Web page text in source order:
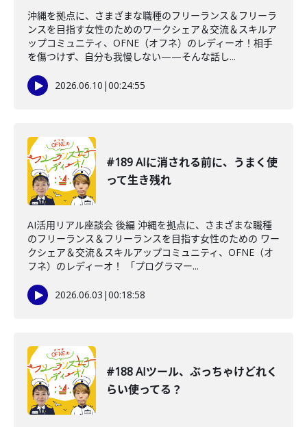
沖縄を拠点に、さまざまな職種のフリーランス＆フリーラ
ンスを目指す女性のためのワークシェア＆交流＆スキルア
ップコミュニティ、OFNE（オフネ）のレディーオ！相手
を傷つけず、自分も我慢しない——そんな話し...
2026.06.10 |00:24:55
#189 AIに消される前に、うまく使
って生き残れ
AI活用リアル座談会 後編 沖縄を拠点に、さまざまな職種
のフリーランス＆フリーランスを目指す女性のための ワー
クシェア＆交流＆スキルアップコミュニティ、OFNE（オ
フネ）のレディーオ！ 「プログラマー...
2026.06.03 |00:18:58
#188 AIツール、ぶっちゃけどれく
らい使ってる？